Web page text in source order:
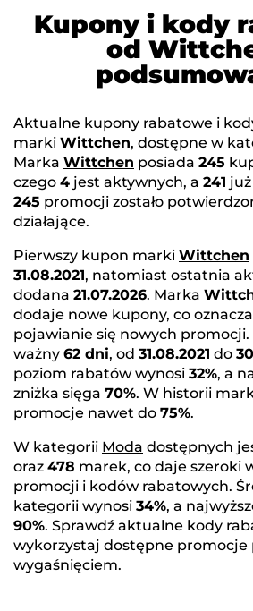
Kupony i kody
od
Aktualne kupony rabatowe i
marki Wittchen, dostępne w
Marka Wittchen posiada 245
czego 4 jest aktywnych, a 241
245 promocji zostało
działające.
Pierwszy kupon marki Wittchen
31.08.2021, natomiast ostatnia
dodana 21.07.2026. Marka
dodaje nowe kupony, co
pojawianie się nowych promocji.
ważny 62 dni, od 31.08.2021 do
poziom rabatów wynosi 32%, a
zniżka sięga 70%. W historii
promocje nawet do 75%.
W kategorii Moda dostępnych
oraz 478 marek, co daje szeroki
promocji i kodów rabatowych.
kategorii wynosi 34%, a
90%. Sprawdź aktualne kody
wykorzystaj dostępne promocje
wygaśnięciem.